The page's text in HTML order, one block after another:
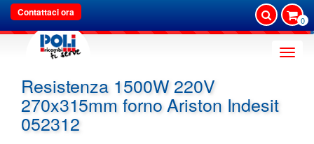
Contattaci ora
0
Toggle
Resistenza 1500W 220V
270x315mm forno Ariston Indesit
052312